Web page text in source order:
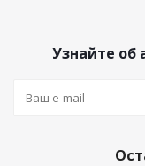
Узнайте об